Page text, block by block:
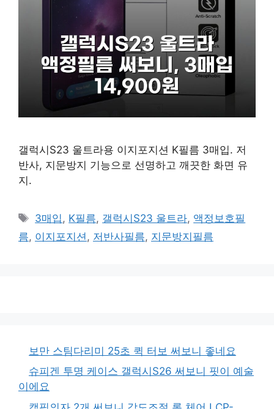
갤럭시S23 울트라용 이지포지션 K필름 3매입. 저
반사, 지문방지 기능으로 선명하고 깨끗한 화면 유
지.
태
그
3매입 , K필름, 갤럭시S23 울트라, 액정보호필
름, 이지포지션 , 저반사필름, 지문방지필름
보만 스팀다리미 25초 퀵 터보 써보니 좋네요
슈피겐 투명 케이스 갤럭시S26 써보니 핏이 예술
이에요